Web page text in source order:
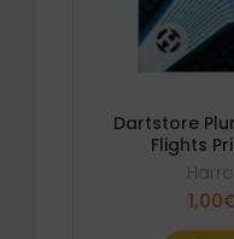
Dartstore
Flights
1,00